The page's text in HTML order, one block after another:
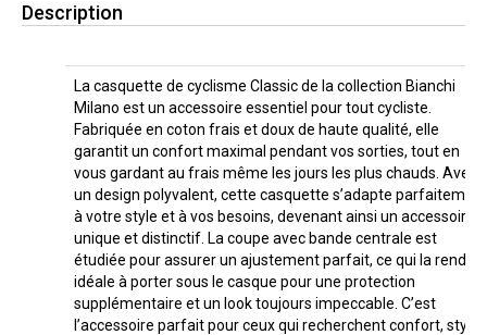
Description
La casquette de cyclisme Classic de la collection Bianchi
Milano est un accessoire essentiel pour tout cycliste.
Fabriquée en coton frais et doux de haute qualité, elle
garantit un confort maximal pendant vos sorties, tout en
vous gardant au frais même les jours les plus chauds. Avec
un design polyvalent, cette casquette s’adapte parfaitement
à votre style et à vos besoins, devenant ainsi un accessoire
unique et distinctif. La coupe avec bande centrale est
étudiée pour assurer un ajustement parfait, ce qui la rend
idéale à porter sous le casque pour une protection
supplémentaire et un look toujours impeccable. C’est
l’accessoire parfait pour ceux qui recherchent confort, style